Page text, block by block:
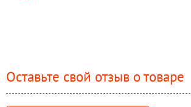
Оставьте свой отзыв о товаре